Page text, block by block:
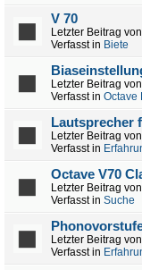
V 70
Letzter Beitrag von
Verfasst in Biete
Letzter Beitrag von
Verfasst in Octave
Lautsprecher
Letzter Beitrag von
Verfasst in
Octave V70
Letzter Beitrag von
Verfasst in Suche
Letzter Beitrag von
Verfasst in